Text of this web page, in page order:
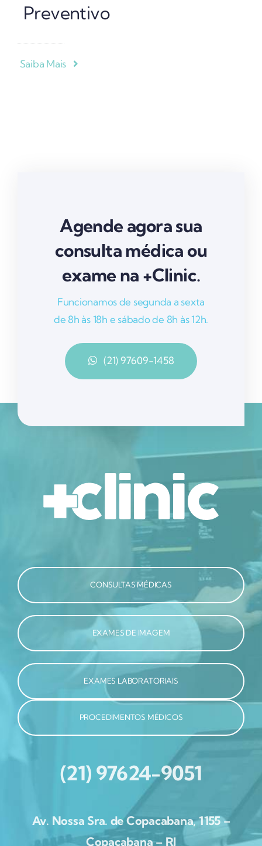
Preventivo
Saiba Mais
Agende agora sua
consulta médica ou
exame na +Clinic.
Funcionamos de segunda a sexta
de 8h às 18h e sábado de 8h às 12h.
(21) 97609-1458
CONSULTAS MÉDICAS
EXAMES DE IMAGEM
EXAMES LABORATORIAIS
PROCEDIMENTOS MÉDICOS
(21) 97624-9051
Av. Nossa Sra. de Copacabana, 1155 –
Copacabana – RJ